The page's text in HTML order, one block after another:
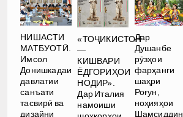
НИШАСТИ
МАТБУОТӢ.
Имсол
Донишкадаи
давлатии
санъати
тасвирӣ ва
дизайни
«ТОҶИКИСТОН
—
КИШВАРИ
ЁДГОРИҲОИ
НОДИР».
Дар Италия
намоиши
Дар
Душанбе
рӯзҳои
фарҳанги
шаҳри
Роғун,
ноҳияҳои
Шамсиддин